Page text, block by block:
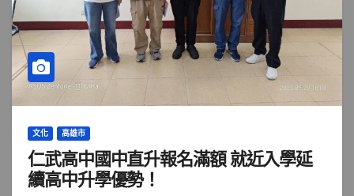
文化 高雄市
仁武高中國中直升報名滿額 就近入學延
續高中升學優勢！